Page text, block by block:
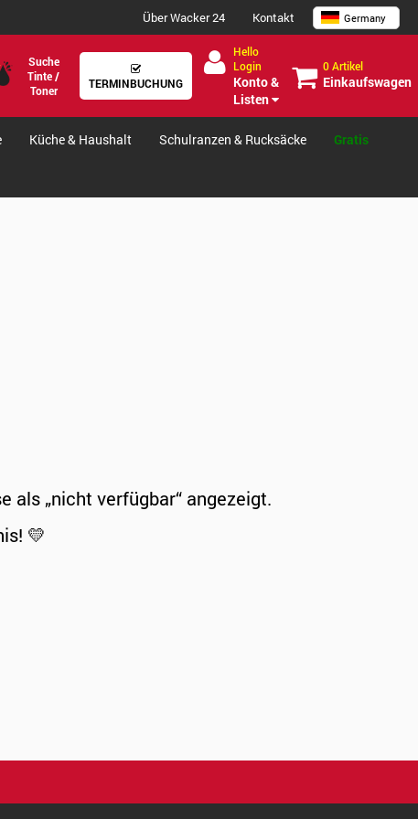
Über Wacker 24 Kontakt Germany
Suche
Tinte /
Toner
TERMINBUCHUNG
Hello
Login
Konto &
Listen
0 Artikel
Einkaufswagen
Küche & Haushalt Schulranzen & Rucksäcke Gratis
„nicht verfügbar“ angezeigt.
💛